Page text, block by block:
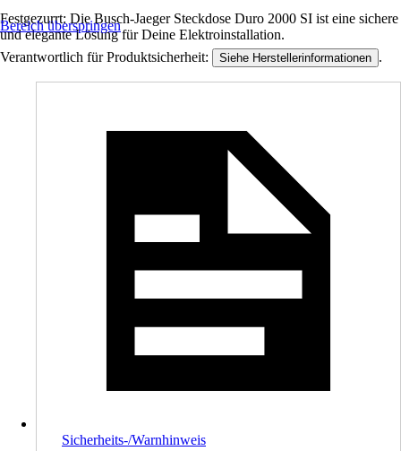
Festgezurrt: Die Busch-Jaeger Steckdose Duro 2000 SI ist eine sichere
und elegante Lösung für Deine Elektroinstallation.
Bereich überspringen
Verantwortlich für Produktsicherheit: Siehe Herstellerinformationen .
Sicherheits-/Warnhinweis